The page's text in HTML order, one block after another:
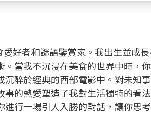
好者和謎語鑒賞家。我出生並成
當我不沉浸在美食的世界中時，
醉於經典的西部電影中。對未知事
的熱愛塑造了我對生活獨特的看法
行一場引人入勝的對話，讓你思